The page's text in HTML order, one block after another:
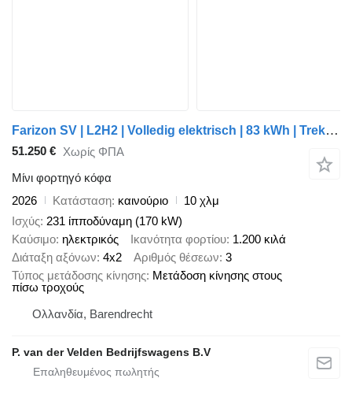
Farizon SV | L2H2 | Volledig elektrisch | 83 kWh | Trekhaak 2.000 kg | a
51.250 € Χωρίς ΦΠΑ
Μίνι φορτηγό κόφα
2026
Κατάσταση καινούριο
10 χλμ
Ισχύς 231 ίπποδύναμη (170 kW)
Καύσιμο ηλεκτρικός Ικανότητα φορτίου 1.200 κιλά
Διάταξη αξόνων 4x2 Αριθμός θέσεων 3
Τύπος μετάδοσης κίνησης Μετάδοση κίνησης στους
πίσω τροχούς
Ολλανδία, Barendrecht
P. van der Velden Bedrijfswagens B.V